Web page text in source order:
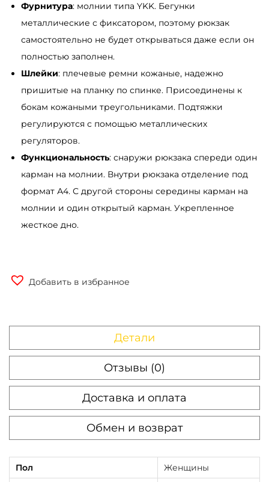
Фурнитура: молнии типа YKK. Бегунки
металлические с фиксатором, поэтому рюкзак
самостоятельно не будет открываться даже если он
полностью заполнен.
Шлейки: плечевые ремни кожаные, надежно
пришитые на планку по спинке. Присоединены к
бокам кожаными треугольниками. Подтяжки
регулируются с помощью металлических
регуляторов.
Функциональность: снаружи рюкзака спереди один
карман на молнии. Внутри рюкзака отделение под
формат А4. С другой стороны середины карман на
молнии и один открытый карман. Укрепленное
жесткое дно.
Добавить в избранное
Детали
Отзывы (0)
Доставка и оплата
Обмен и возврат
Пол Женщины